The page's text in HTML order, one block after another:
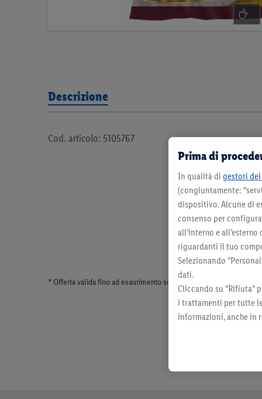
Descrizione
Cod. articolo: 5105767
* Offerta valida fino ad esaurimento scorte. Tutti i prezzi senza
Prima di
In qualità di gestori
(congiuntamente:
dispositivo. Alcune di
consenso per
all’interno e
riguardanti il tuo
Selezionando
dati.
Cliccando su “Rifiuta”
i trattamenti per tutte
informazioni, anche in